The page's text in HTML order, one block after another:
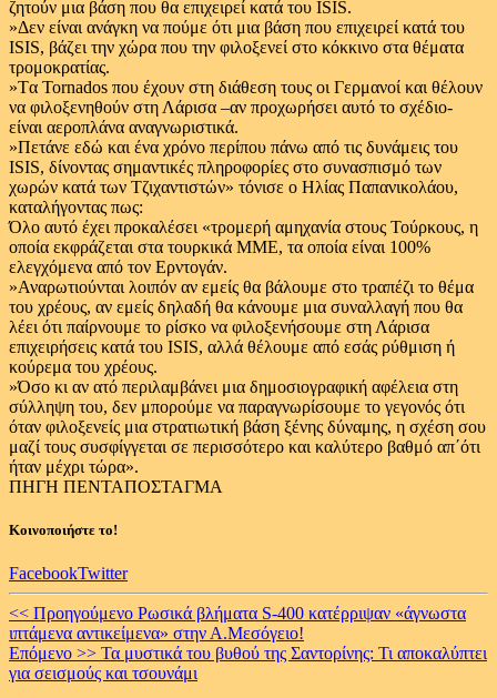
ζητούν μια βάση που θα επιχειρεί κατά του ISIS.
»Δεν είναι ανάγκη να πούμε ότι μια βάση που επιχειρεί κατά του
ISIS, βάζει την χώρα που την φιλοξενεί στο κόκκινο στα θέματα
τρομοκρατίας.
»Tα Tornados που έχουν στη διάθεση τους οι Γερμανοί και θέλουν
να φιλοξενηθούν στη Λάρισα –αν προχωρήσει αυτό το σχέδιο-
είναι αεροπλάνα αναγνωριστικά.
»Πετάνε εδώ και ένα χρόνο περίπου πάνω από τις δυνάμεις του
ISIS, δίνοντας σημαντικές πληροφορίες στο συνασπισμό των
χωρών κατά των Τζιχαντιστών» τόνισε ο Ηλίας Παπανικολάου,
καταλήγοντας πως:
Όλο αυτό έχει προκαλέσει «τρομερή αμηχανία στους Τούρκους, η
οποία εκφράζεται στα τουρκικά ΜΜΕ, τα οποία είναι 100%
ελεγχόμενα από τον Ερντογάν.
»Αναρωτιούνται λοιπόν αν εμείς θα βάλουμε στο τραπέζι το θέμα
του χρέους, αν εμείς δηλαδή θα κάνουμε μια συναλλαγή που θα
λέει ότι παίρνουμε το ρίσκο να φιλοξενήσουμε στη Λάρισα
επιχειρήσεις κατά του ISIS, αλλά θέλουμε από εσάς ρύθμιση ή
κούρεμα του χρέους.
»Όσο κι αν ατό περιλαμβάνει μια δημοσιογραφική αφέλεια στη
σύλληψη του, δεν μπορούμε να παραγνωρίσουμε το γεγονός ότι
όταν φιλοξενείς μια στρατιωτική βάση ξένης δύναμης, η σχέση σου
μαζί τους συσφίγγεται σε περισσότερο και καλύτερο βαθμό απ΄ότι
ήταν μέχρι τώρα».
ΠΗΓΗ ΠΕΝΤΑΠΟΣΤΑΓΜΑ
Κοινοποιήστε το!
FacebookTwitter
Continue
Reading
<< Προηγούμενο Ρωσικά βλήματα S-400 κατέρριψαν «άγνωστα
ιπτάμενα αντικείμενα» στην Α.Μεσόγειο!
Επόμενο >> Τα μυστικά του βυθού της Σαντορίνης: Τι αποκαλύπτει
για σεισμούς και τσουνάμι